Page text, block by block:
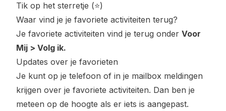
Tik op het sterretje (⭐)
Waar vind je je favoriete activiteiten terug?
Je favoriete activiteiten vind je terug onder Voor
Mij > Volg ik.
Updates over je favorieten
Je kunt op je telefoon of in je mailbox meldingen
krijgen over je favoriete activiteiten. Dan ben je
meteen op de hoogte als er iets is aangepast.